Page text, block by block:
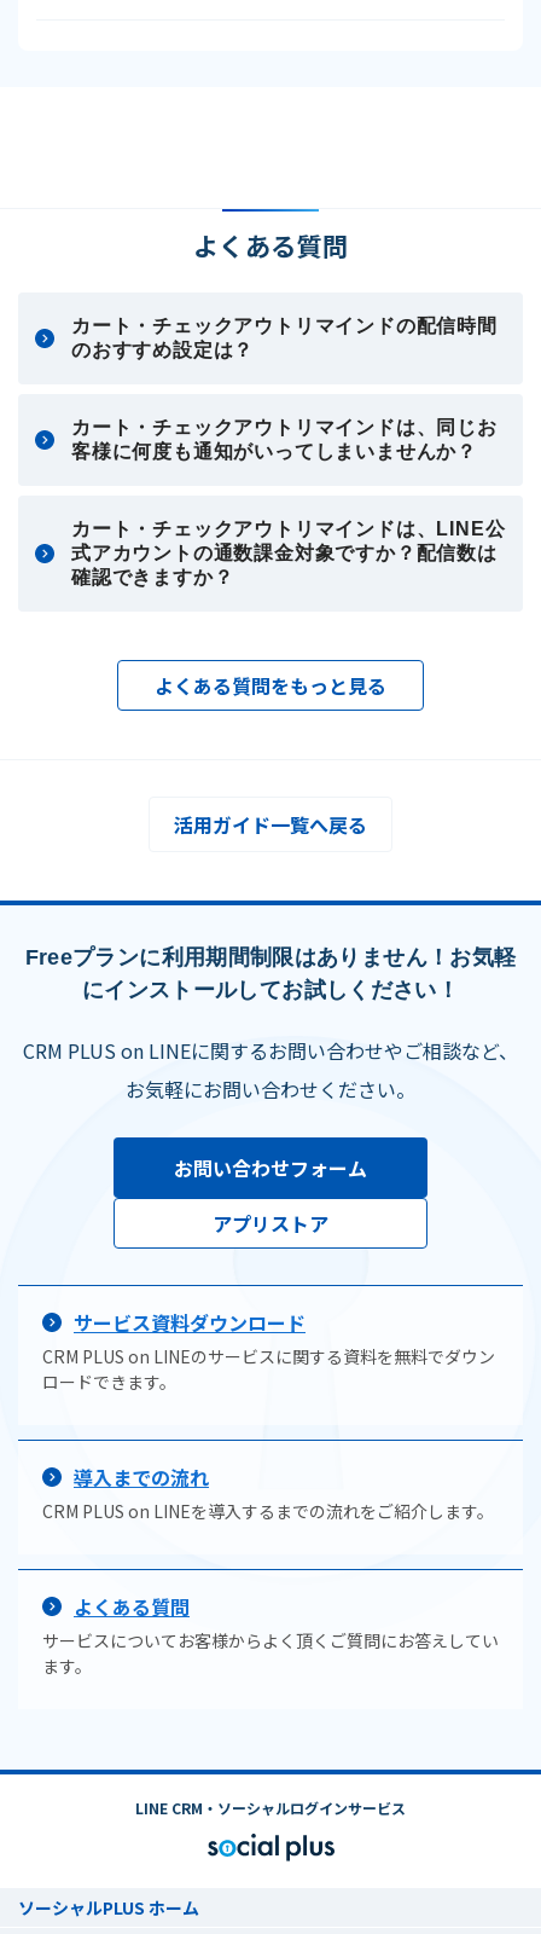
よくある質問
カート・チェックアウトリマインドの配信時間
のおすすめ設定は？
カート・チェックアウトリマインドは、同じお
客様に何度も通知がいってしまいませんか？
カート・チェックアウトリマインドは、LINE公
式アカウントの通数課金対象ですか？配信数は
確認できますか？
よくある質問をもっと見る
活用ガイド一覧へ戻る
Freeプランに利用期間制限はありません！お気軽
にインストールしてお試しください！
CRM PLUS on LINEに関するお問い合わせやご相談など、
お気軽にお問い合わせください。
お問い合わせフォーム
アプリストア
サービス資料ダウンロード
CRM PLUS on LINEのサービスに関する資料を無料でダウン
ロードできます。
導入までの流れ
CRM PLUS on LINEを導入するまでの流れをご紹介します。
よくある質問
サービスについてお客様からよく頂くご質問にお答えしてい
ます。
LINE CRM・ソーシャルログインサービス
ソーシャルPLUS ホーム